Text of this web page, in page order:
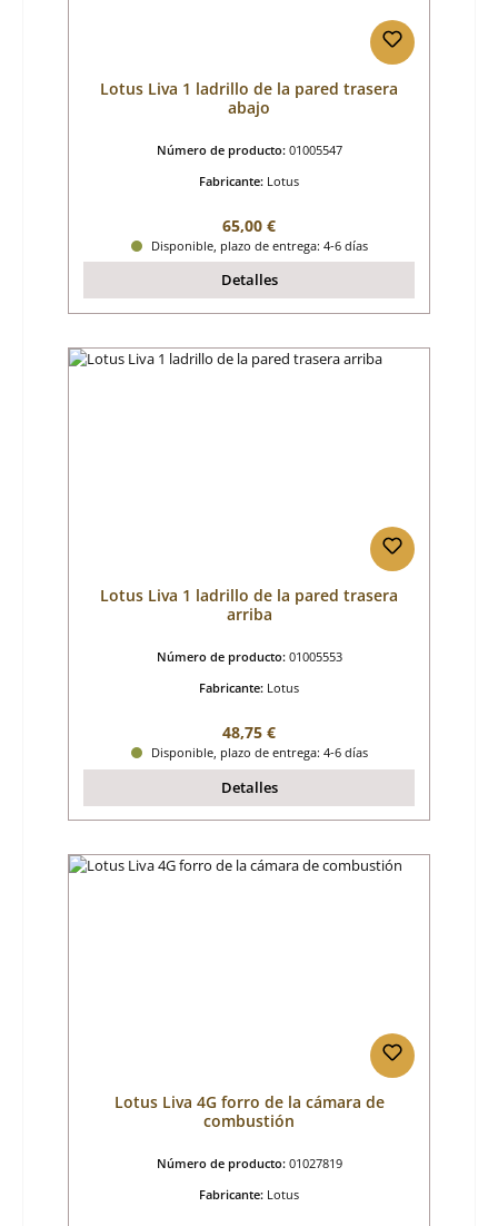
Lotus Liva 1 ladrillo de la pared trasera
abajo
Número de producto: 01005547
Fabricante: Lotus
Precio normal:
65,00 €
Disponible, plazo de entrega: 4-6 días
Detalles
Lotus Liva 1 ladrillo de la pared trasera
arriba
Número de producto: 01005553
Fabricante: Lotus
Precio normal:
48,75 €
Disponible, plazo de entrega: 4-6 días
Detalles
Lotus Liva 4G forro de la cámara de
combustión
Número de producto: 01027819
Fabricante: Lotus